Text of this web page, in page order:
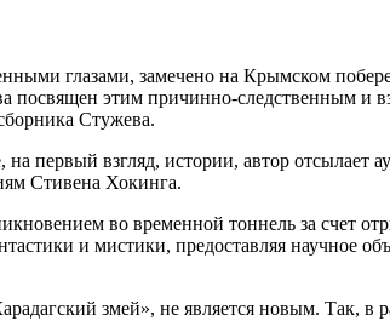
глазами, замечено на Крымском
посвящен этим причинно-следственным и
Стужева.
первый взгляд, истории, автор отсылает
Стивена Хокинга.
во временной тоннель за счет
и мистики, предоставляя научное
змей», не является новым. Так, в